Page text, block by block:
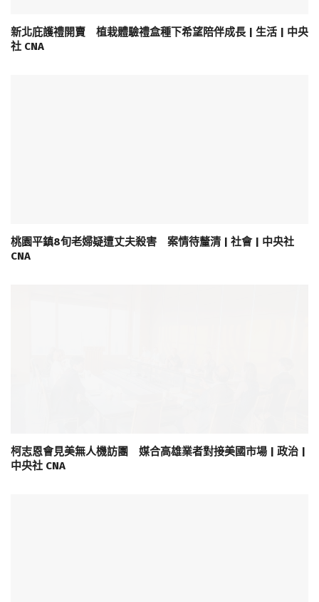
新北庇護禮開賣 植栽體驗禮盒種下希望陪伴成長 | 生活 | 中央
社 CNA
桃園平鎮8旬老婦疑遭丈夫殺害 案情待釐清 | 社會 | 中央社
CNA
柯志恩會見美無人機訪團 媒合高雄業者對接美國市場 | 政治 |
中央社 CNA